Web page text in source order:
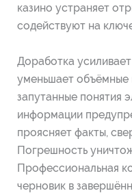
казино устраняет
содействуют на
Доработка
уменьшает объёмные
запутанные понятия
информации
проясняет факты,
Погрешность
Профессиональная
черновик в